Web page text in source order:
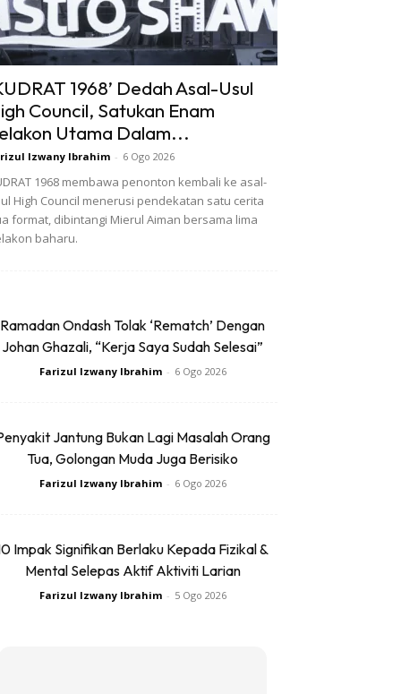
1968’ Dedah Asal-Usul
Council, Satukan Enam
Utama Dalam...
Izwany Ibrahim - 6 Ogo 2026
1968 membawa penonton kembali ke asal-
High Council menerusi pendekatan satu cerita
format, dibintangi Mierul Aiman bersama lima
baharu.
Ramadan Ondash Tolak ‘Rematch’ Dengan
Johan Ghazali, “Kerja Saya Sudah Selesai”
Farizul Izwany Ibrahim - 6 Ogo 2026
Jantung Bukan Lagi Masalah Orang
Tua, Golongan Muda Juga Berisiko
Farizul Izwany Ibrahim - 6 Ogo 2026
Impak Signifikan Berlaku Kepada Fizikal &
Mental Selepas Aktif Aktiviti Larian
Farizul Izwany Ibrahim - 5 Ogo 2026